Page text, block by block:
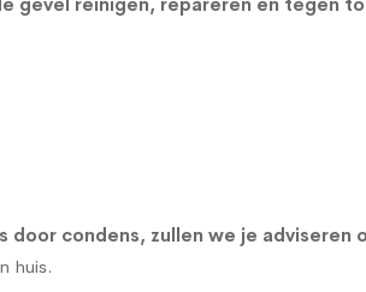
condens, zullen we je adviseren
huis.